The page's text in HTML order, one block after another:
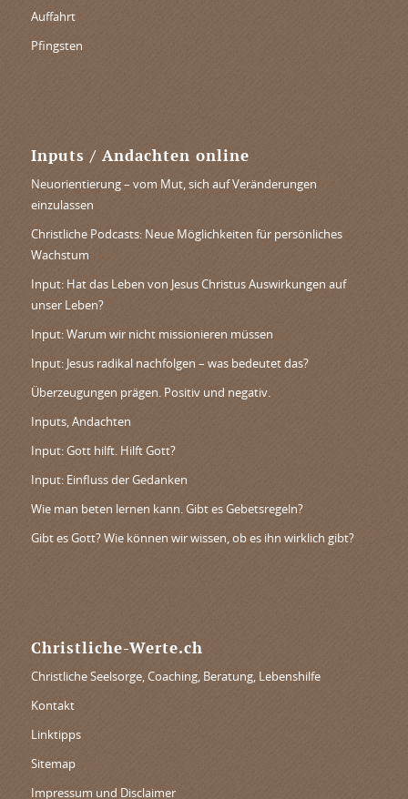
Auffahrt
Pfingsten
Inputs / Andachten online
Neuorientierung – vom Mut, sich auf Veränderungen
einzulassen
Christliche Podcasts: Neue Möglichkeiten für persönliches
Wachstum
Input: Hat das Leben von Jesus Christus Auswirkungen auf
unser Leben?
Input: Warum wir nicht missionieren müssen
Input: Jesus radikal nachfolgen – was bedeutet das?
Überzeugungen prägen. Positiv und negativ.
Inputs, Andachten
Input: Gott hilft. Hilft Gott?
Input: Einfluss der Gedanken
Wie man beten lernen kann. Gibt es Gebetsregeln?
Gibt es Gott? Wie können wir wissen, ob es ihn wirklich gibt?
Christliche-Werte.ch
Christliche Seelsorge, Coaching, Beratung, Lebenshilfe
Kontakt
Linktipps
Sitemap
Impressum und Disclaimer